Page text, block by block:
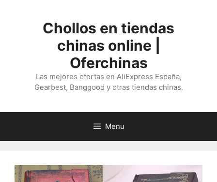
Chollos en tiendas
chinas online |
Oferchinas
Las mejores ofertas en AliExpress España,
Gearbest, Banggood y otras tiendas chinas.
Menu